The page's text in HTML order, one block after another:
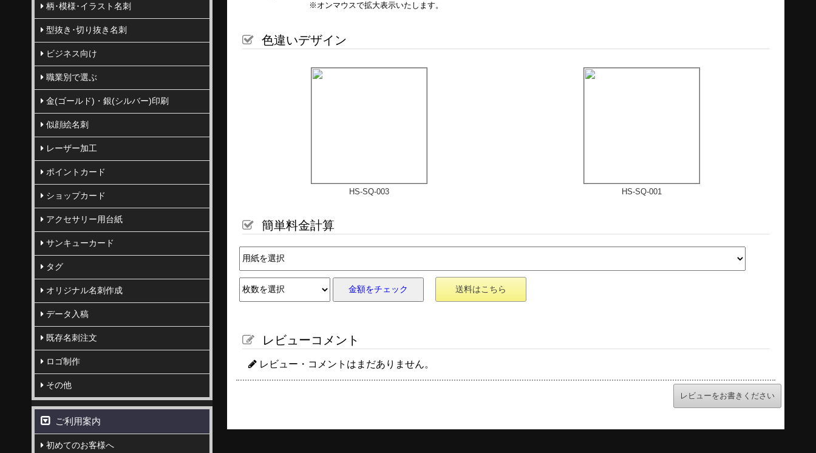
※オンマウスで拡大表示いたします。
色違いデザイン
HS-SQ-003 HS-SQ-001
簡単料金計算
金額をチェック 送料はこちら
レビューコメント
レビュー・コメントはまだありません。
レビューをお書きください
柄･模様･イラスト名刺
型抜き･切り抜き名刺
ビジネス向け
職業別で選ぶ
金(ゴールド)・銀(シルバー)印刷
似顔絵名刺
レーザー加工
ポイントカード
ショップカード
アクセサリー用台紙
サンキューカード
タグ
オリジナル名刺作成
データ入稿
既存名刺注文
ロゴ制作
その他
ご利用案内
初めてのお客様へ